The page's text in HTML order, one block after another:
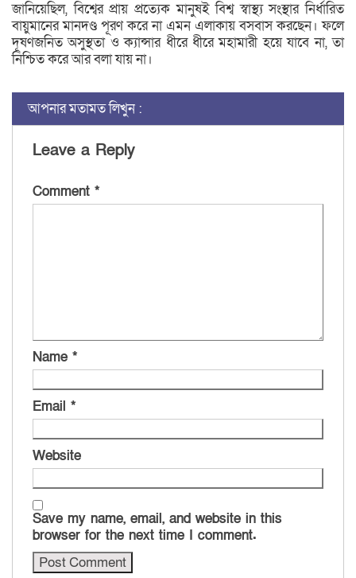
জানিয়েছিল, বিশ্বের প্রায় প্রত্যেক মানুষই বিশ্ব স্বাস্থ্য সংস্থার নির্ধারিত
বায়ুমানের মানদণ্ড পূরণ করে না এমন এলাকায় বসবাস করছেন। ফলে
দূষণজনিত অসুস্থতা ও ক্যান্সার ধীরে ধীরে মহামারী হয়ে যাবে না, তা
নিশ্চিত করে আর বলা যায় না।
আপনার মতামত লিখুন :
Leave a Reply
Comment *
Name *
Email *
Website
Save my name, email, and website in this
browser for the next time I comment.